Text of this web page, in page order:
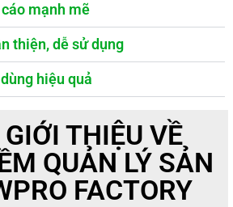
mạnh mẽ
thiện, dễ sử dụng
hiệu quả
THIỆU VỀ
QUẢN LÝ SẢN
FACTORY